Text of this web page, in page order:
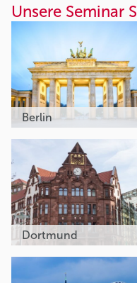
Unsere Seminar
Berlin
Dortmund